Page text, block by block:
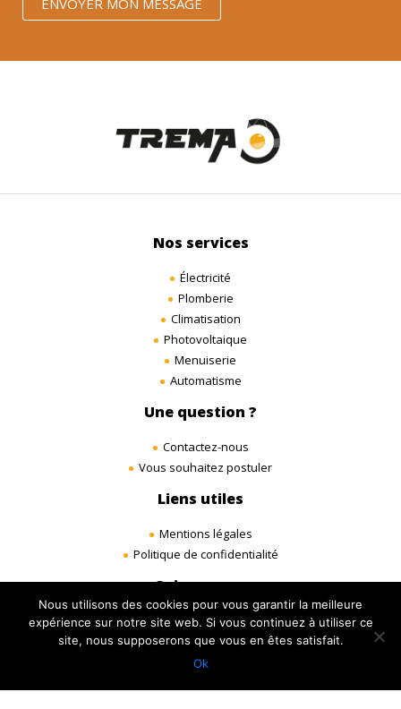
Nos services
Électricité
Plomberie
Climatisation
Photovoltaique
Menuiserie
Automatisme
Une question ?
Contactez-nous
Vous souhaitez postuler
Liens utiles
Mentions légales
Politique de confidentialité
Suivez-nous
LinkedIn
Nous utilisons des cookies pour vous garantir la meilleure
expérience sur notre site web. Si vous continuez à utiliser ce
site, nous supposerons que vous en êtes satisfait.
Ok